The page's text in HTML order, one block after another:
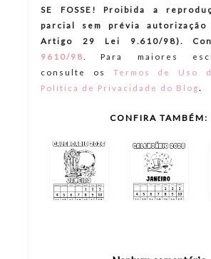
SE FOSSE! Proibida a
parcial sem prévia
Artigo 29 Lei 9.610/98).
9610/98
Para maiores
consulte os Termos de Uso
Política de Privacidade do Blog.
CONFIRA TAMBÉM: